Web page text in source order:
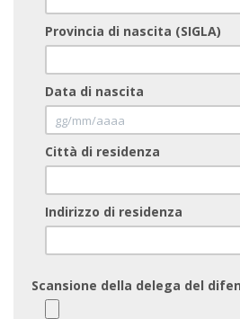
Provincia di nascita (SIGLA)
Data di nascita
Città di residenza
Indirizzo di residenza
Scansione della delega del